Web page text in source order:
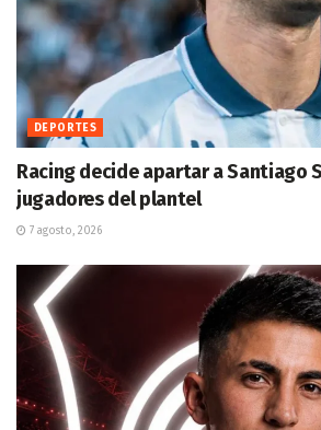
DEPORTES
Racing decide apartar a Santiago
jugadores del plantel
7 agosto, 2026